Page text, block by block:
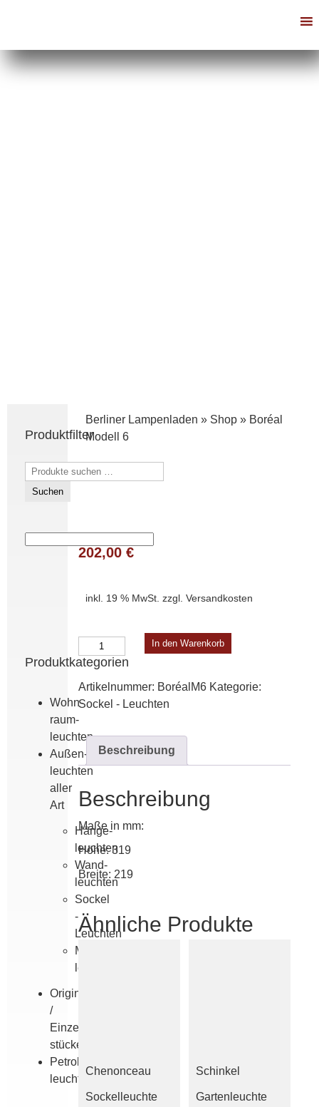
Produktfilter
Suchen
nach:
Suchen
Produktkategorien
Wohn­
raum­
leuchten
Außen­
leuchten
aller
Art
Hänge­
leuchten
Wand­
leuchten
Sockel
-
Leuchten
Mast­
leuchten
Originale
/
Einzel­
stücke
Petroleum­
leuchten
Berliner Lampenladen » Shop» Boréal
Modell 6
202,00 €
inkl. 19 % MwSt. zzgl. Versandkosten
Boréal
Modell
Menge
In den Warenkorb
Artikelnummer: BoréalM6 Kategorie:
Sockel - Leuchten
Beschreibung
Beschreibung
Maße in mm:
Höhe: 319
Breite: 219
Ähnliche Produkte
Chenonceau
Sockelleuchte
Schinkel
Gartenleuchte